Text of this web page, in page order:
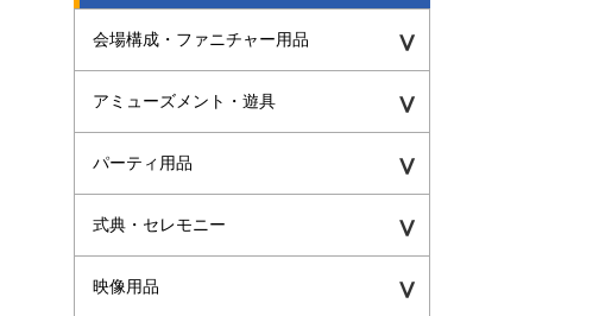
会場構成・ファニチャー用品
アミューズメント・遊具
パーティ用品
式典・セレモニー
映像用品